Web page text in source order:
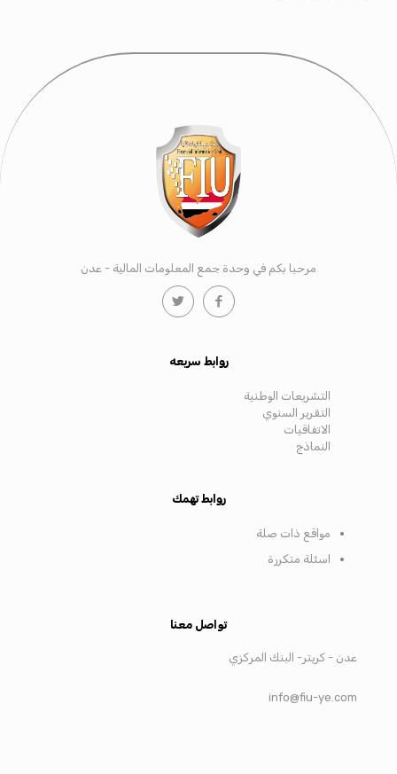
مرحبا بكم في وحدة جمع المعلومات المالية - عدن
روابط سريعه
التشريعات الوطنية
التقرير السنوي
الاتفاقيات
النماذج
روابط تهمك
مواقع ذات صلة
اسئلة متكررة
تواصل معنا
عدن - كريتر- البنك المركزي
info@fiu-ye.com